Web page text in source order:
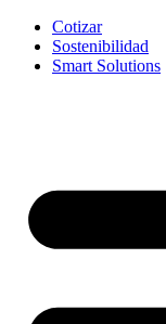
Cotizar
Sostenibilidad
Smart Solutions